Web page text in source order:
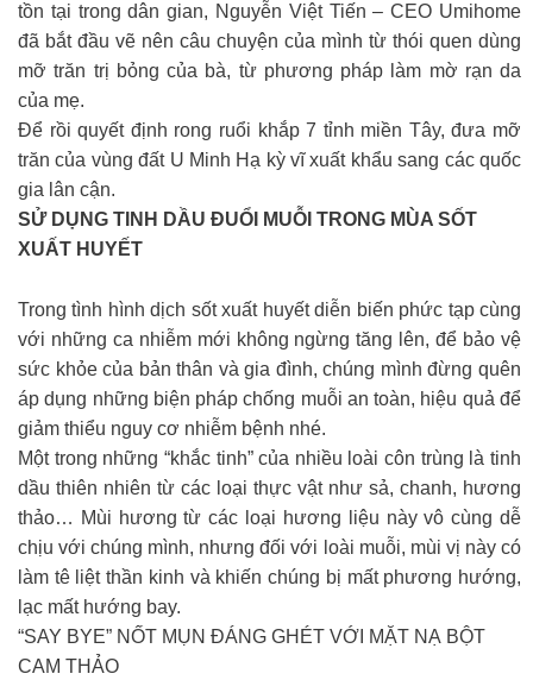
tồn tại trong dân gian, Nguyễn Việt Tiến – CEO Umihome
đã bắt đầu vẽ nên câu chuyện của mình từ thói quen dùng
mỡ trăn trị bỏng của bà, từ phương pháp làm mờ rạn da
của mẹ.
Để rồi quyết định rong ruổi khắp 7 tỉnh miền Tây, đưa mỡ
trăn của vùng đất U Minh Hạ kỳ vĩ xuất khẩu sang các quốc
gia lân cận.
SỬ DỤNG TINH DẦU ĐUỔI MUỖI TRONG MÙA SỐT
XUẤT HUYẾT
Trong tình hình dịch sốt xuất huyết diễn biến phức tạp cùng
với những ca nhiễm mới không ngừng tăng lên, để bảo vệ
sức khỏe của bản thân và gia đình, chúng mình đừng quên
áp dụng những biện pháp chống muỗi an toàn, hiệu quả để
giảm thiểu nguy cơ nhiễm bệnh nhé.
Một trong những “khắc tinh” của nhiều loài côn trùng là tinh
dầu thiên nhiên từ các loại thực vật như sả, chanh, hương
thảo… Mùi hương từ các loại hương liệu này vô cùng dễ
chịu với chúng mình, nhưng đối với loài muỗi, mùi vị này có
làm tê liệt thần kinh và khiến chúng bị mất phương hướng,
lạc mất hướng bay.
“SAY BYE” NỐT MỤN ĐÁNG GHÉT VỚI MẶT NẠ BỘT
CAM THẢO